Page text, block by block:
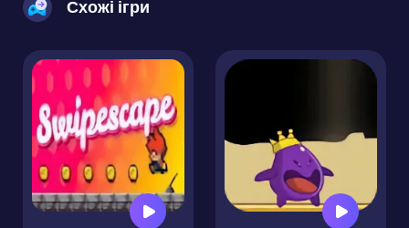
Схожі ігри